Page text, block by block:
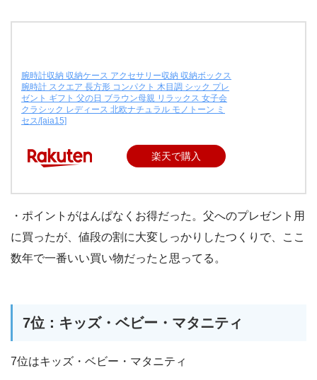
腕時計収納 収納ケース アクセサリー収納 収納ボックス
腕時計 スクエア 長方形 コンパクト 木目調 シック プレ
ゼント ギフト 父の日 ブラウン母親 リラックス 女子会
クラシック レディース 北欧ナチュラル モノトーン ミ
セス/[aia15]
楽天で購入
・ポイントがはんぱなくお得だった。父へのプレゼント用
に買ったが、値段の割に大変しっかりしたつくりで、ここ
数年で一番いい買い物だったと思ってる。
7位：キッズ・ベビー・マタニティ
7位はキッズ・ベビー・マタニティ